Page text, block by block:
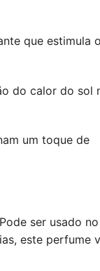
que estimula o
do calor do sol
um toque de
ser usado no
este perfume